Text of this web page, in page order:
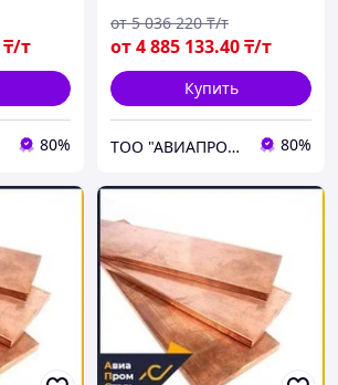
₸/т
80%
от4 885 133.40₸/т
от 5 036 220 ₸/т
Купить
ТОО "АВИАПРОМСТАЛЬ" 80%